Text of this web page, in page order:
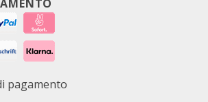
pagamento